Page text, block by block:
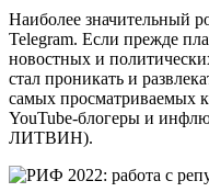
Наиболее значительный
Telegram. Если прежде
новостных и
стал проникать и
самых просматриваемых
YouTube-блогеры и
ЛИТВИН).